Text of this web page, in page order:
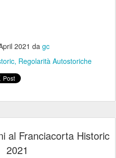
2021 da gc
Regolarità Autostoriche
al Franciacorta Historic
2021